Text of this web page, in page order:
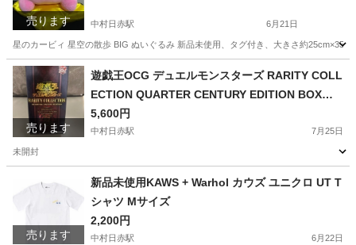
売ります 中村日赤駅 6月21日
星のカービィ 星空の散歩 BIG ぬいぐるみ 新品未使用、タグ付き、大きさ約
愛知 名古屋市 中村日赤駅 星のカービィ
売ります
遊戯王OCG デュエルモンスターズ RARITY COLL
ECTION QUARTER CENTURY EDITION BOXレ
アリティコレクション
5,600円
中村日赤駅 7月25日
未開封
中村日赤駅 シュリンク
売ります
新品未使用KAWS + Warhol カウズ ユニクロ UT T
シャツ Mサイズ
2,200円
中村日赤駅 6月22日